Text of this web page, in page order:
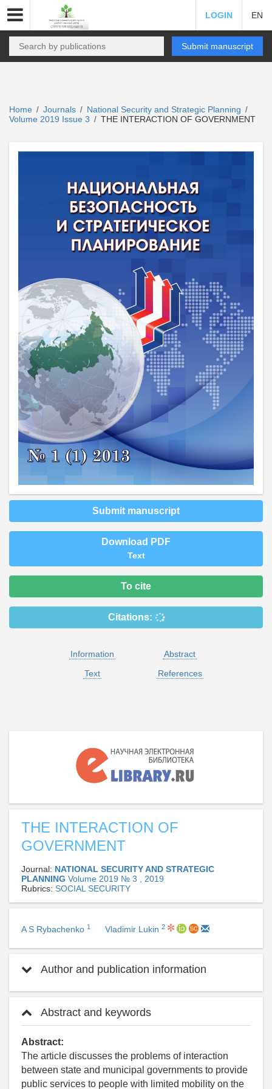
LOGIN EN
Submit manuscript
Home / Journals / National Security and Strategic Planning /
Volume 2019 Issue 3 / THE INTERACTION OF GOVERNMENT
Submit manuscript
Download PDF
Text
To cite
Citations:
Information
Abstract
Text
References
THE INTERACTION OF
GOVERNMENT
Journal: NATIONAL SECURITY AND STRATEGIC
PLANNING Volume 2019 № 3 , 2019
Rubrics: SOCIAL SECURITY
A S Rybachenko 1 Vladimir Lukin 2
Author and publication information
Abstract and keywords
Abstract:
The article discusses the problems of interaction
between state and municipal governments to provide
public services to people with limited mobility on the